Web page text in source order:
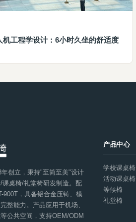
机工程学设计：6小时久坐的舒适度
创立，秉持"至简至美"设计
课桌椅/礼堂椅研发制造。配
900T，具备铝合金压铸、模
整能力。产品应用于机场、
公共空间，支持OEM/ODM
产品中心
学校课桌椅
活动课桌椅
等候椅
礼堂椅